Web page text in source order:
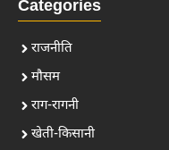
Categories
राजनीति
मौसम
राग-रागनी
खेती-किसानी